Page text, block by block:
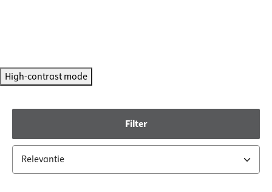
High-contrast mode
Filter